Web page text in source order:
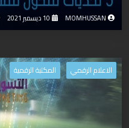
MOMHUSSAN 10 ديسمبر 2021
الاعلام الرقمي المكتبة الرقمية